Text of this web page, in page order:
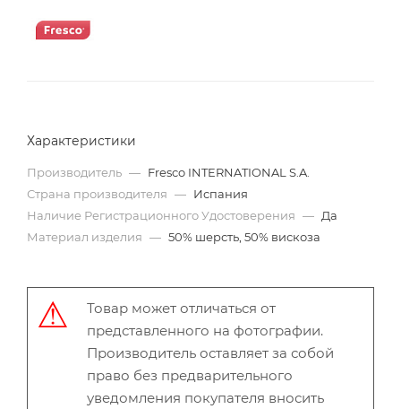
Характеристики
Производитель — Fresco INTERNATIONAL S.A.
Страна производителя — Испания
Наличие Регистрационного Удостоверения — Да
Материал изделия — 50% шерсть, 50% вискоза
Товар может отличаться от
представленного на фотографии.
Производитель оставляет за собой
право без предварительного
уведомления покупателя вносить